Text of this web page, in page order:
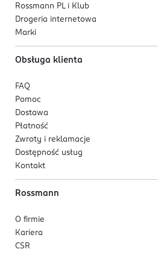
Rossmann PL i Klub
Drogeria internetowa
Marki
Obsługa klienta
FAQ
Pomoc
Dostawa
Płatność
Zwroty i reklamacje
Dostępność usług
Kontakt
Rossmann
O firmie
Kariera
CSR